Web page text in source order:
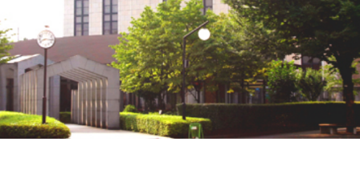
武蔵野学院大学
武蔵野中学校 高等学校
武蔵野短期大学
附属幼稚園・保育園